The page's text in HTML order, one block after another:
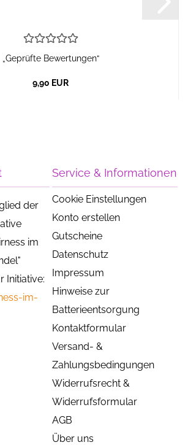
„Geprüfte Bewertungen“
9,90 EUR
der
im
Initiative:
im-
Service & Informationen
Cookie Einstellungen
Konto erstellen
Gutscheine
Datenschutz
Impressum
Hinweise zur
Batterieentsorgung
Kontaktformular
Versand- &
Zahlungsbedingungen
Widerrufsrecht &
Widerrufsformular
AGB
Über uns